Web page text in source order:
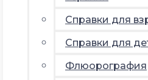
Справки для
Справки для
Флюорография